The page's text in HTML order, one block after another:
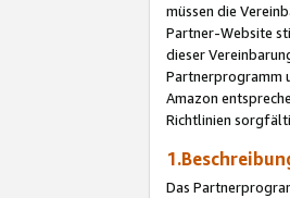
müssen die
Partner-Website
dieser
Partnerprogramm
Amazon
Richtlinien
Das